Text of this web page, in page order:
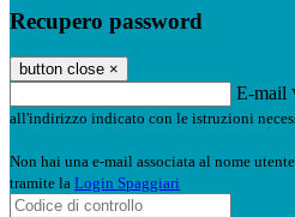
Recupero password
button close ×
E-mail
all'indirizzo indicato con le istruzioni
Non hai una e-mail associata al nome
tramite la Login Spaggiari